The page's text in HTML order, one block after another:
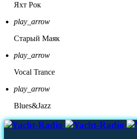
Яхт Рок
play_arrow
Старый Маяк
play_arrow
Vocal Trance
play_arrow
Blues&Jazz